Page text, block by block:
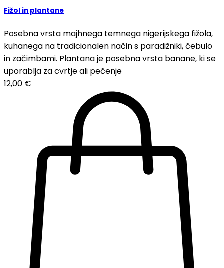
Fižol in plantane
Posebna vrsta majhnega temnega nigerijskega fižola,
kuhanega na tradicionalen način s paradižniki, čebulo
in začimbami. Plantana je posebna vrsta banane, ki se
uporablja za cvrtje ali pečenje
12,00 €